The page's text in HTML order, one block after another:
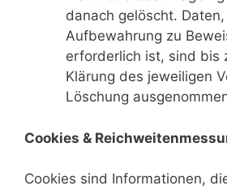
danach gelöscht.
Aufbewahrung zu
erforderlich ist, sind bis
Klärung des jeweiligen
Löschung
Cookies &
Cookies sind Informationen,